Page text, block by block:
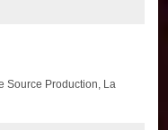
Source Production, La